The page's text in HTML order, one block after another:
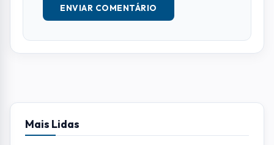
ENVIAR COMENTÁRIO
Mais Lidas